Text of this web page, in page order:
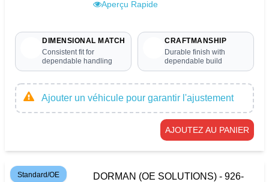
Aperçu Rapide
DIMENSIONAL MATCH
Consistent fit for
dependable handling
CRAFTMANSHIP
Durable finish with
dependable build
Ajouter un véhicule pour garantir l'ajustement
AJOUTEZ AU PANIER
Standard/OE
DORMAN (OE SOLUTIONS) - 926-